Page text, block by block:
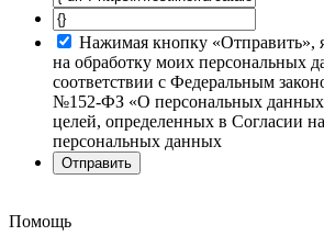
Нажимая кнопку «Отправить»,
на обработку моих персональных
соответствии с Федеральным
№152-ФЗ «О персональных
целей, определенных в Согласии
персональных данных
Помощь